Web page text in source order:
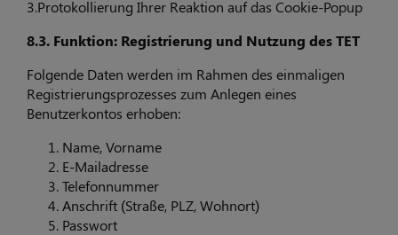
3.Protokollierung Ihrer Reaktion auf das Cookie-Popup
8.3. Funktion: Registrierung und Nutzung des TET
Folgende Daten werden im Rahmen des einmaligen
Registrierungsprozesses zum Anlegen eines
Benutzerkontos erhoben:
Name, Vorname
E-Mailadresse
Telefonnummer
Anschrift (Straße, PLZ, Wohnort)
Passwort